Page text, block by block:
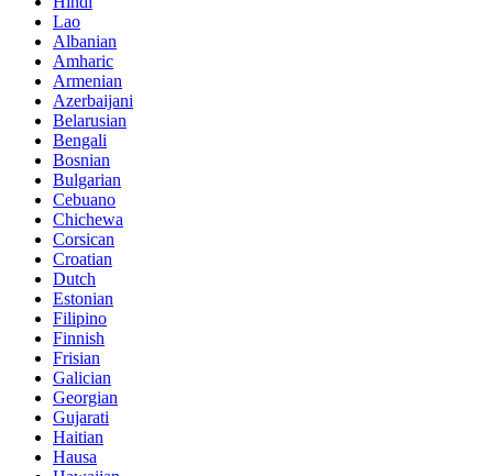
Lao
Albanian
Amharic
Armenian
Azerbaijani
Belarusian
Bengali
Bosnian
Bulgarian
Cebuano
Chichewa
Corsican
Croatian
Dutch
Estonian
Filipino
Finnish
Frisian
Galician
Georgian
Gujarati
Haitian
Hausa